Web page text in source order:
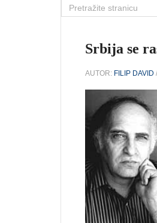
Srbija se
AUTOR: FILIP DAVID